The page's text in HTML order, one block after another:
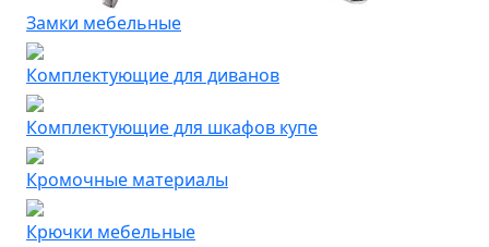
Замки мебельные
Комплектующие для диванов
Комплектующие для шкафов купе
Кромочные материалы
Крючки мебельные